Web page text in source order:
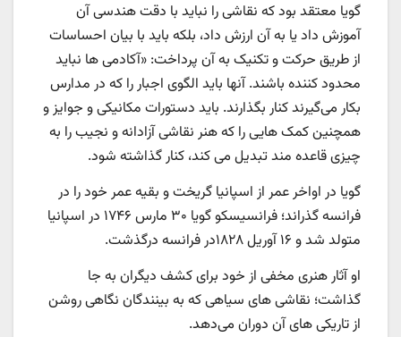
گویا معتقد بود که نقاشی را نباید با دقت هندسی آن
آموزش داد یا به آن ارزش داد، بلکه باید با بیان احساسات
از طریق حرکت و تکنیک به آن پرداخت: «آکادمی ها نباید
محدود کننده باشند. آنها باید الگوی اجبار را که در مدارس
بکار می‌گیرند کنار بگذارند. باید دستورات مکانیکی و جوایز و
همچنین کمک هایی را که هنر نقاشی آزادانه و نجیب را به
چیزی قاعده مند تبدیل می کند، کنار گذاشته شود.
گویا در اواخر عمر از اسپانیا گریخت و بقیه عمر خود را در
فرانسه گذراند؛ فرانسیسکو گویا ۳۰ مارس ۱۷۴۶ در اسپانیا
متولد شد و ۱۶ آوریل ۱۸۲۸در فرانسه درگذشت.
او آثار هنری مخفی از خود برای کشف دیگران به جا
گذاشت؛ نقاشی های سیاهی که به بینندگان نگاهی روشن
از تاریکی های آن دوران می‌دهد.